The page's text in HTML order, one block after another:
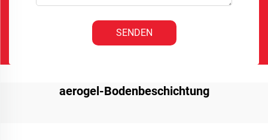
SENDEN
aerogel-Bodenbeschichtung